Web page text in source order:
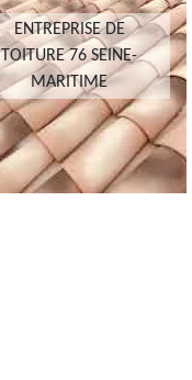
ENTREPRISE DE
TOITURE 76 SEINE-
MARITIME